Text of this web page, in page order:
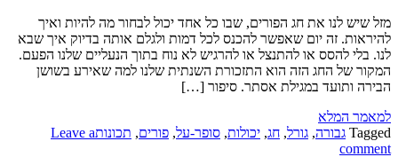
מזל שיש לנו את חג הפורים, שבו כל אחד יכול לבחור מה להיות ואיך
להיראות. זה יום שאפשר להכנס לכל דמות ולגלם אותה בדיוק איך שבא
לנו. בלי להסס או להתנצל או להרגיש לא נוח בתוך הנעליים שלנו הפעם.
המקור של החג הזה הוא התזכורת השנתית שלנו למה שאירע בשושן
הבירה ותועד במגילת אסתר. סיפור […]
למאמר המלא
Tagged גבורה, גורל, חג, יכולות, סופר-על, פורים, תכונותLeave a
comment